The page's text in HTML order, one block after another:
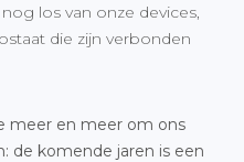
los van onze devices,
die zijn verbonden
meer en meer om ons
de komende jaren is een